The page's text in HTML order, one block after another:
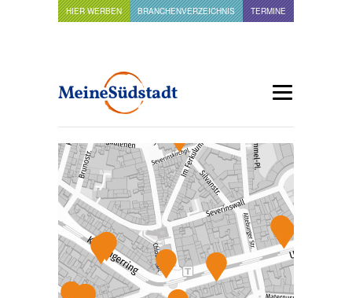
HIER WERBEN BRANCHENVERZEICHNIS TERMINE